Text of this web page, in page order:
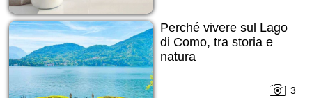
Perché vivere sul Lago
di Como, tra storia e
natura
3